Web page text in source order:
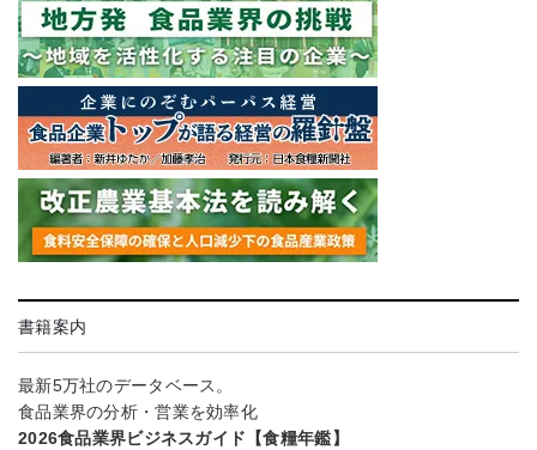
書籍案内
最新5万社のデータベース。
食品業界の分析・営業を効率化
2026食品業界ビジネスガイド【食糧年鑑】